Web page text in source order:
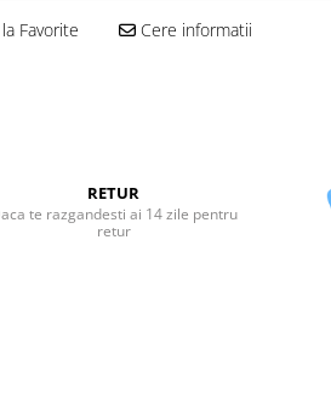
Favorite Cere informatii
RETUR
te razgandesti ai 14 zile pentru
retur